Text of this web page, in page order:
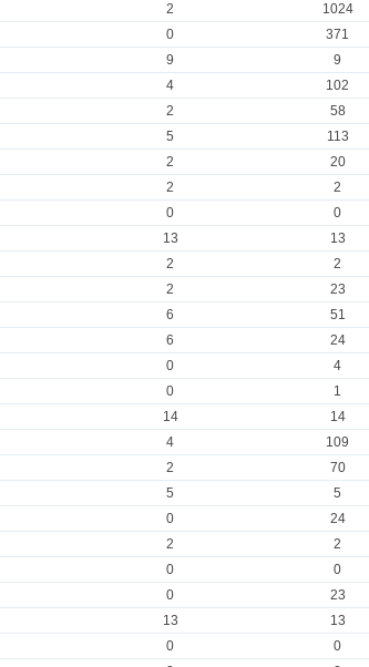
2 1024
0 371
9 9
4 102
2 58
5 113
2 20
2 2
0 0
13 13
2 2
2 23
6 51
6 24
0 4
0 1
14 14
4 109
2 70
5 5
0 24
2 2
0 0
0 23
13 13
0 0